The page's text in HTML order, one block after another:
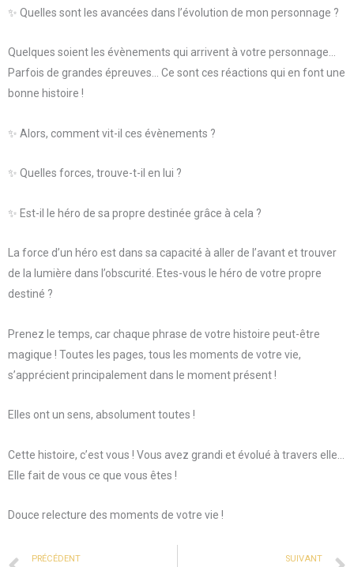
✨ Quelles sont les avancées dans l’évolution de mon personnage ?
Quelques soient les évènements qui arrivent à votre personnage…
Parfois de grandes épreuves… Ce sont ces réactions qui en font une
bonne histoire !
✨ Alors, comment vit-il ces évènements ?
✨ Quelles forces, trouve-t-il en lui ?
✨ Est-il le héro de sa propre destinée grâce à cela ?
La force d’un héro est dans sa capacité à aller de l’avant et trouver
de la lumière dans l’obscurité. Etes-vous le héro de votre propre
destiné ?
Prenez le temps, car chaque phrase de votre histoire peut-être
magique ! Toutes les pages, tous les moments de votre vie,
s’apprécient principalement dans le moment présent !
Elles ont un sens, absolument toutes !
Cette histoire, c’est vous ! Vous avez grandi et évolué à travers elle…
Elle fait de vous ce que vous êtes !
Douce relecture des moments de votre vie !
PRÉCÉDENT SUIVANT